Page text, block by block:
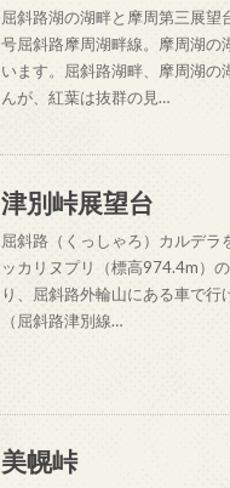
屈斜路湖の湖畔と摩周第三展
号屈斜路摩周湖畔線。摩周湖の
います。屈斜路湖畔、摩周湖
んが、紅葉は抜群の見…
津別峠展望台
屈斜路（くっしゃろ）カルデ
ッカリヌプリ（標高974.4m）
り、屈斜路外輪山にある車で
（屈斜路津別線…
美幌峠